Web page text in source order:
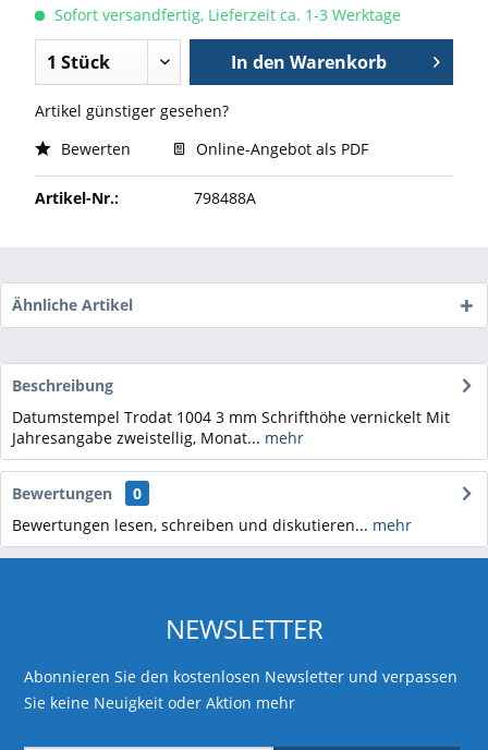
Sofort versandfertig, Lieferzeit ca. 1-3 Werktage
In den Warenkorb
Artikel günstiger gesehen?
Bewerten
Online-Angebot als PDF
Artikel-Nr.: 798488A
Ähnliche Artikel
Beschreibung
Datumstempel Trodat 1004 3 mm Schrifthöhe vernickelt Mit
Jahresangabe zweistellig, Monat... mehr
Bewertungen
0
Bewertungen lesen, schreiben und diskutieren... mehr
NEWSLETTER
Abonnieren Sie den kostenlosen Newsletter und verpassen
Sie keine Neuigkeit oder Aktion mehr